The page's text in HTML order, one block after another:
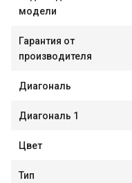
модели
Гарантия от
производителя
Диагональ
Диагональ 1
Цвет
Тип